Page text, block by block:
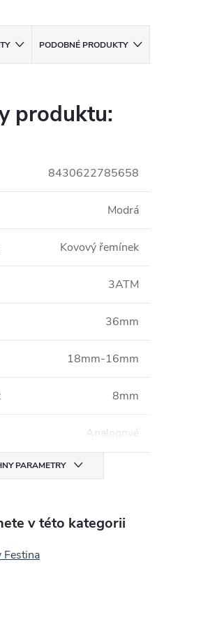
PODOBNÉ PRODUKTY
produktu:
8430622785658
Modrá
Kovový řemínek
3ATM
36mm
18mm-16mm
: 8mm
Analogové
PARAMETRY
v této kategorii
Festina